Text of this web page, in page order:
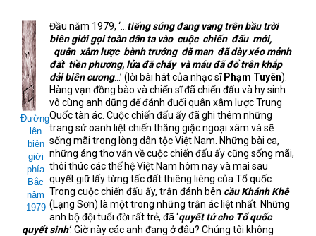
Đường
lên
biên
giới
phía
Bắc
năm
1979
Đầu năm 1979, ‘… tiếng súng đang vang trên bầu trời
biên giới gọi toàn dân ta vào cuộc chiến đấu mới,
quân xâm lược bành trướng dã man đã dày xéo mảnh
đất tiền phương, lửa đã cháy và máu đã đổ trên khắp
dải biên cương…’ (lời bài hát của nhạc sĩ Phạm Tuyên).
Hàng vạn đồng bào và chiến sĩ đã chiến đấu và hy sinh
vô cùng anh dũng để đánh đuổi quân xâm lược Trung
Quốc tàn ác. Cuộc chiến đấu ấy đã ghi thêm những
trang sử oanh liệt chiến thắng giặc ngoại xâm và sẽ
sống mãi trong lòng dân tộc Việt Nam. Những bài ca,
những áng thơ văn về cuộc chiến đấu ấy cũng sống mãi,
thôi thúc các thế hệ Việt Nam hôm nay và mai sau
quyết giữ lấy từng tấc đất thiêng liêng của Tổ quốc.
Trong cuộc chiến đấu ấy, trận đánh bên cầu Khánh Khê
(Lạng Sơn) là một trong những trận ác liệt nhất. Những
anh bộ đội tuổi đời rất trẻ, đã ‘quyết tử cho Tổ quốc
quyết sinh’. Giờ này các anh đang ở đâu? Chúng tôi không